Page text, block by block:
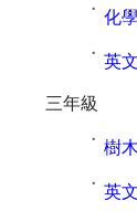
˙ 化
˙ 英
三年級
˙ 樹
˙ 英